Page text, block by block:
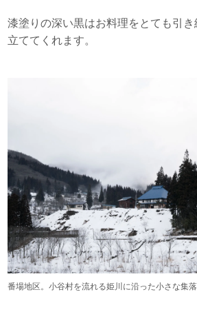
漆塗りの深い黒はお料理をとても引
立ててくれます。
番場地区。小谷村を流れる姫川に沿った小さな集落